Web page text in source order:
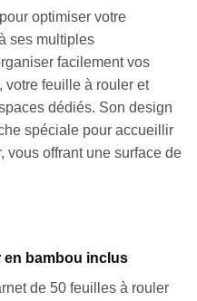
optimiser votre
ses multiples
facilement vos
votre feuille à rouler et
dédiés. Son design
spéciale pour accueillir
vous offrant une surface de
en bambou inclus
de 50 feuilles à rouler